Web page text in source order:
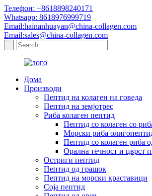
Телефон: +8618898240171
Whatsapp: 8618976999719
Email:hainanhuayan@china-collagen.com
Email:sales@china-collagen.com
Дома
Производи
Пептид на колаген на говеда
Пептид на земјотрес
Риба колаген пептид
Пептид со колаген со
Морски риба
Пептид со колаген риба
Орална течност и цврст
Остриги пептид
Пептид од грашок
Пептид на морски краставици
Соја пептид